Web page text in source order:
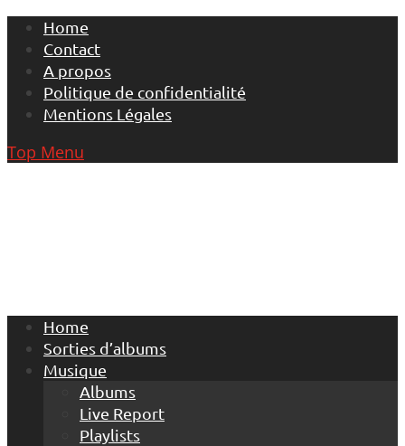
Skip
content
Home
Contact
A propos
Politique de confidentialité
Mentions Légales
Top Menu
Home
Sorties d’albums
Musique
Albums
Live Report
Playlists